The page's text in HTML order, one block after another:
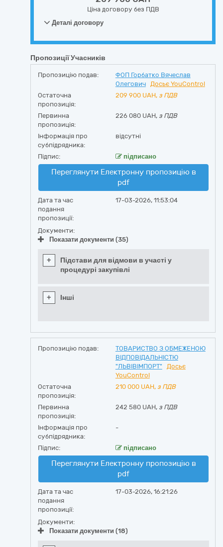
Ціна договору без ПДВ
Деталі договору
Пропозиції Учасників
Пропозицію подав:
ФОП Горбатко Вячеслав
Олегович
Досьє YouControl
Остаточна
пропозиція:
209 900 UAH, з ПДВ
Первинна
пропозиція:
226 080 UAH, з ПДВ
Інформація про
субпідрядника:
відсутні
Підпис: підписано
Переглянути Електронну пропозицію в
pdf
Дата та час
подання
пропозиції:
17-03-2026, 11:53:04
Документи:
Показати документи (35)
+
Підстави для відмови в участі у
процедурі закупівлі
+ Інші
Пропозицію подав:
ТОВАРИСТВО З ОБМЕЖЕНОЮ
ВІДПОВІДАЛЬНІСТЮ
"ЛЬВІВІМПОРТ"
Досьє
YouControl
Остаточна
пропозиція:
210 000 UAH, з ПДВ
Первинна
пропозиція:
242 580 UAH, з ПДВ
Інформація про
субпідрядника:
-
Підпис: підписано
Переглянути Електронну пропозицію в
pdf
Дата та час
подання
пропозиції:
17-03-2026, 16:21:26
Документи:
Показати документи (18)